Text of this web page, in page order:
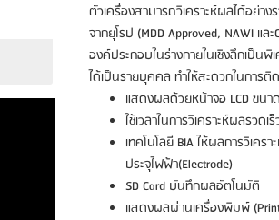
ตัวเครื่องสามารถวิเคราะห์ผลได้อย่า
จากยุโรป (MDD Approved, NAWI แล
องค์ประกอบในร่างกายในเชิงลึกเป็น
ได้เป็นรายบุคคล ทำให้สะดวกในการติ
แสดงผลด้วยหน้าจอ LCD ขนา
ใช้เวลาในการวิเคราะห์ผลรวด
เทคโนโลยี BIA ให้ผลการวิเค
ประจุไฟฟ้า(Electrode)
SD Card บันทึกผลอัตโนมัติ
แสดงผลผ่านเครื่องพิมพ์